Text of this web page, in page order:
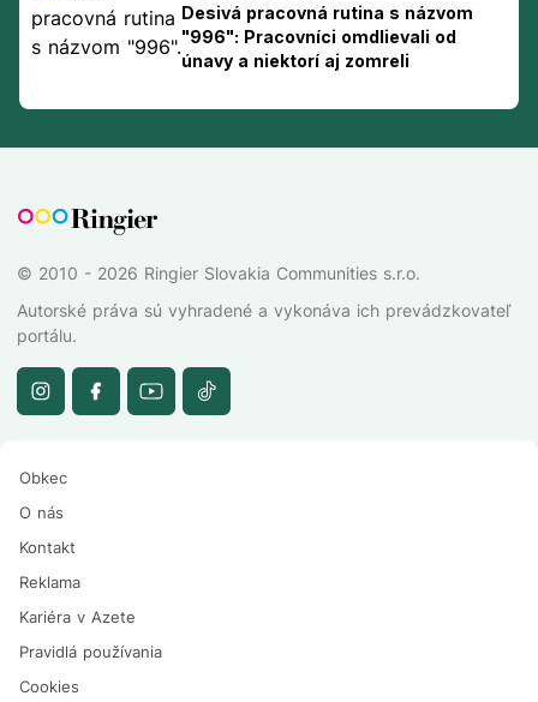
Desivá pracovná rutina s názvom
"996": Pracovníci omdlievali od
únavy a niektorí aj zomreli
© 2010 - 2026 Ringier Slovakia Communities s.r.o.
Autorské práva sú vyhradené a vykonáva ich prevádzkovateľ
portálu.
Obkec
O nás
Kontakt
Reklama
Kariéra v Azete
Pravidlá používania
Cookies